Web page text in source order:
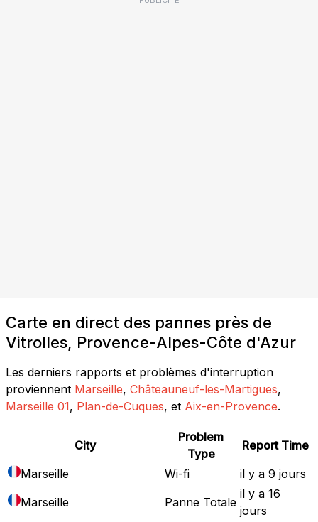
Carte en direct des pannes près de
Vitrolles, Provence-Alpes-Côte d'Azur
Les derniers rapports et problèmes d'interruption
proviennent Marseille, Châteauneuf-les-Martigues,
Marseille 01, Plan-de-Cuques, et Aix-en-Provence.
City
Problem
Type
Report Time
Marseille
Wi-fi
il y a 9 jours
Marseille
Panne Totale
il y a 16
jours